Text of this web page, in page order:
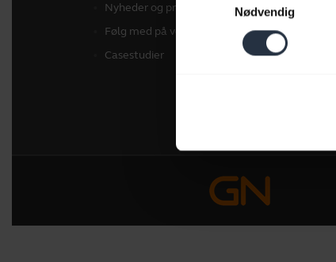
Nødvendig
Nyheder og pressemeddelelser
Følg med på vores blog
Casestudier